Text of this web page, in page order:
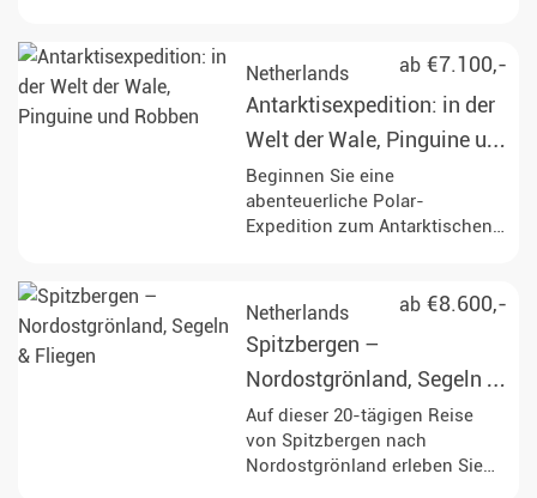
faszinierende Landschaften ein
vorbeiziehende Fjorde.
ab €7.100,-
Netherlands
Antarktisexpedition: in der
Welt der Wale, Pinguine und
Robben
Beginnen Sie eine
abenteuerliche Polar-
Expedition zum Antarktischen
das Weddellmeer, während Sie
Ausflügen, Kajakfahren und der
Beobachtung von Wildtieren
atemberaubenden
Landschaften und die reiche
Meeresfauna, einschließlich der
ab €8.600,-
Netherlands
Spitzbergen –
Nordostgrönland, Segeln &
Fliegen
Auf dieser 20-tägigen Reise
von Spitzbergen nach
Nordostgrönland erleben Sie